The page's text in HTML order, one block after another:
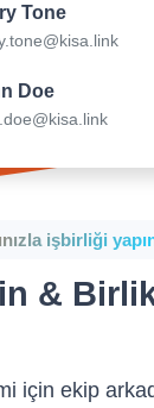
Tone
Doe
işbirliği
&
için ekip